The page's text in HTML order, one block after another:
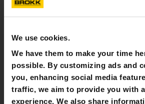
We use cookies.
We have them to make your time
possible. By customizing ads and
you, enhancing social media
traffic, we aim to provide you with
experience. We also share